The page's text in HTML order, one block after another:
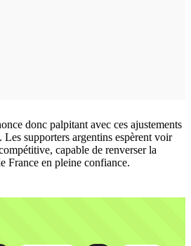
donc palpitant avec ces ajustements
supporters argentins espèrent voir
capable de renverser la
France en pleine confiance.